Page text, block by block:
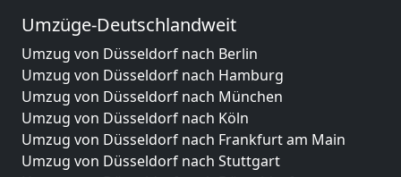
Umzüge-Deutschlandweit
Umzug von Düsseldorf nach Berlin
Umzug von Düsseldorf nach Hamburg
Umzug von Düsseldorf nach München
Umzug von Düsseldorf nach Köln
Umzug von Düsseldorf nach Frankfurt am Main
Umzug von Düsseldorf nach Stuttgart